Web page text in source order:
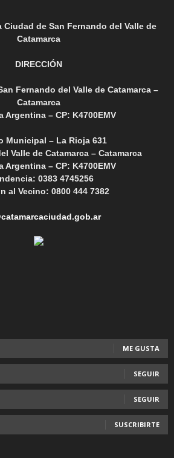
de San Fernando del Valle de
Catamarca
DIRECCIÓN
Fernando del Valle de Catamarca –
Catamarca
Argentina – CP: K4700EMV
Municipal – La Rioja 631
Valle de Catamarca – Catamarca
Argentina – CP: K4700EMV
0383 4745256
al Vecino: 0800 444 7382
ME GUSTA
SEGUIR
SEGUIR
SUSCRIBIRTE